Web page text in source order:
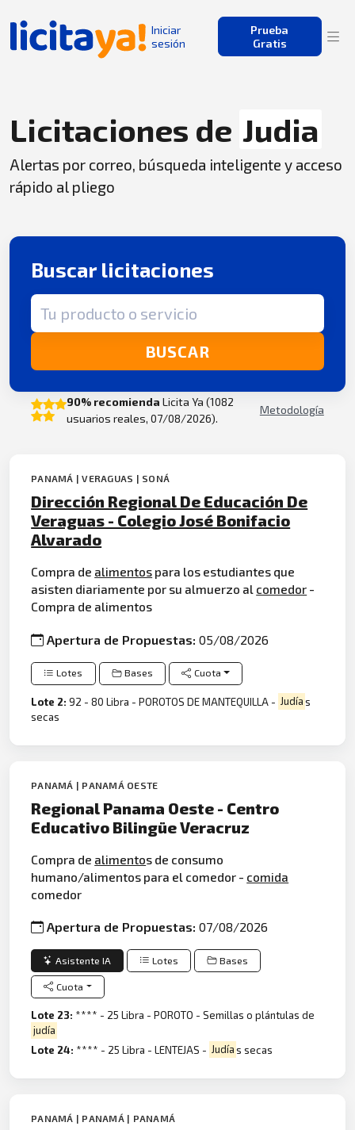
Iniciar
sesión
Prueba
Gratis
Licitaciones de Judia
Alertas por correo, búsqueda inteligente y acceso
rápido al pliego
Buscar licitaciones
Término de búsqueda
BUSCAR
90% recomienda Licita Ya (1082
usuarios reales, 07/08/2026).
Metodología
PANAMÁ | VERAGUAS | SONÁ
Dirección Regional De Educación De
Veraguas - Colegio José Bonifacio
Alvarado
Compra de alimentos para los estudiantes que
asisten diariamente por su almuerzo al comedor -
Compra de alimentos
Apertura de Propuestas:05/08/2026
Lotes Bases Cuota
Lote 2:92 - 80 Libra - POROTOS DE MANTEQUILLA - Judías
secas
PANAMÁ | PANAMÁ OESTE
Regional Panama Oeste - Centro
Educativo Bilingüe Veracruz
Compra de alimentos de consumo
humano/alimentos para el comedor - comida
comedor
Apertura de Propuestas:07/08/2026
Asistente IA Lotes Bases
Cuota
Lote 23: **** - 25 Libra - POROTO - Semillas o plántulas de
judía
Lote 24: **** - 25 Libra - LENTEJAS - Judías secas
PANAMÁ | PANAMÁ | PANAMÁ